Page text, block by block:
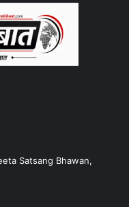
Satsang Bhawan,